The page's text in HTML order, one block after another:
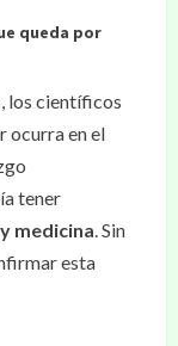
queda por
, los científicos
ocurra en el
tener
medicina. Sin
esta